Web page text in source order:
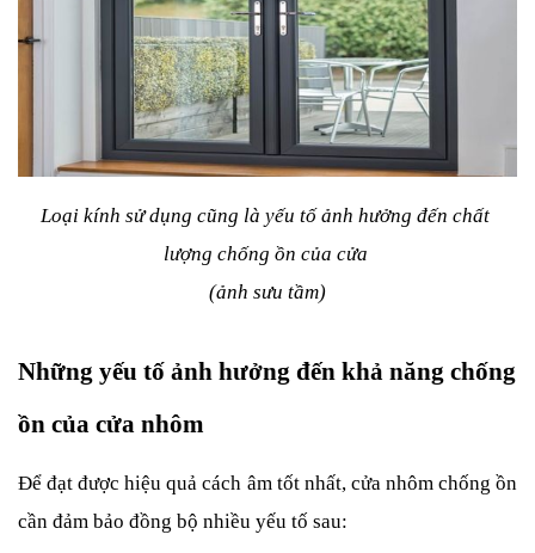
Loại kính sử dụng cũng là yếu tố ảnh hưởng đến chất
lượng chống ồn của cửa
(ảnh sưu tầm)
Những yếu tố ảnh hưởng đến khả năng chống
ồn của cửa nhôm
Để đạt được hiệu quả cách âm tốt nhất, cửa nhôm chống ồn
cần đảm bảo đồng bộ nhiều yếu tố sau: